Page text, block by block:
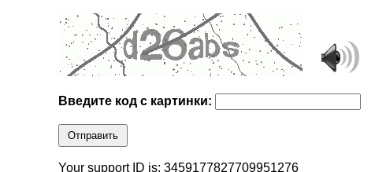
Введите код с картинки:
Отправить
Your support ID is: 3459177827709951276